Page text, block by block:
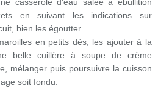
en suivant les indications sur
bien les égoutter.
en petits dès, les ajouter à la
belle cuillère à soupe de crème
mélanger puis poursuivre la cuisson
soit fondu.